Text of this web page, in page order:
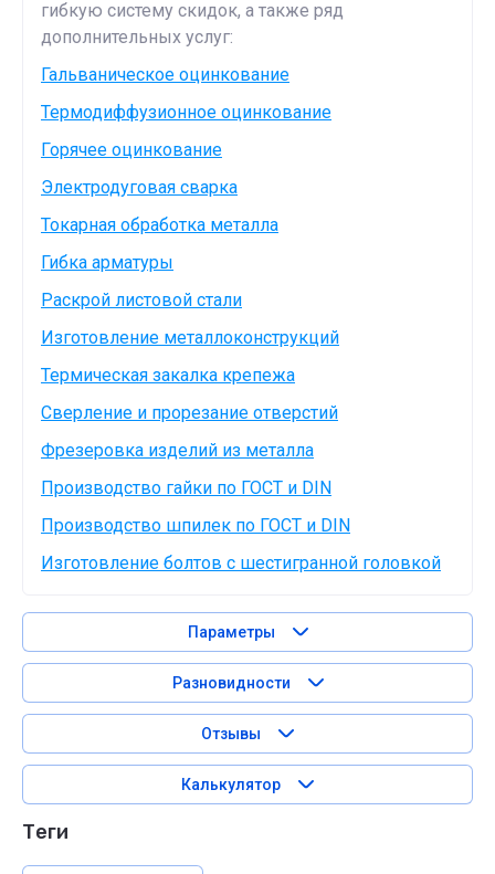
гибкую систему скидок, а также ряд
дополнительных услуг:
Гальваническое оцинкование
Термодиффузионное оцинкование
Горячее оцинкование
Электродуговая сварка
Токарная обработка металла
Гибка арматуры
Раскрой листовой стали
Изготовление металлоконструкций
Термическая закалка крепежа
Сверление и прорезание отверстий
Фрезеровка изделий из металла
Производство гайки по ГОСТ и DIN
Производство шпилек по ГОСТ и DIN
Изготовление болтов с шестигранной головкой
Параметры
Разновидности
Отзывы
Калькулятор
теги